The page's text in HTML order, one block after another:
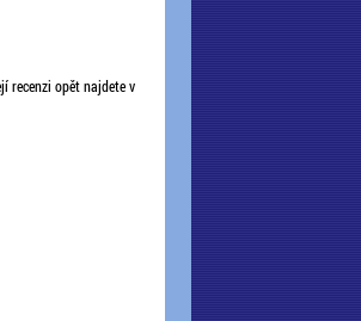
recenzi opět najdete v